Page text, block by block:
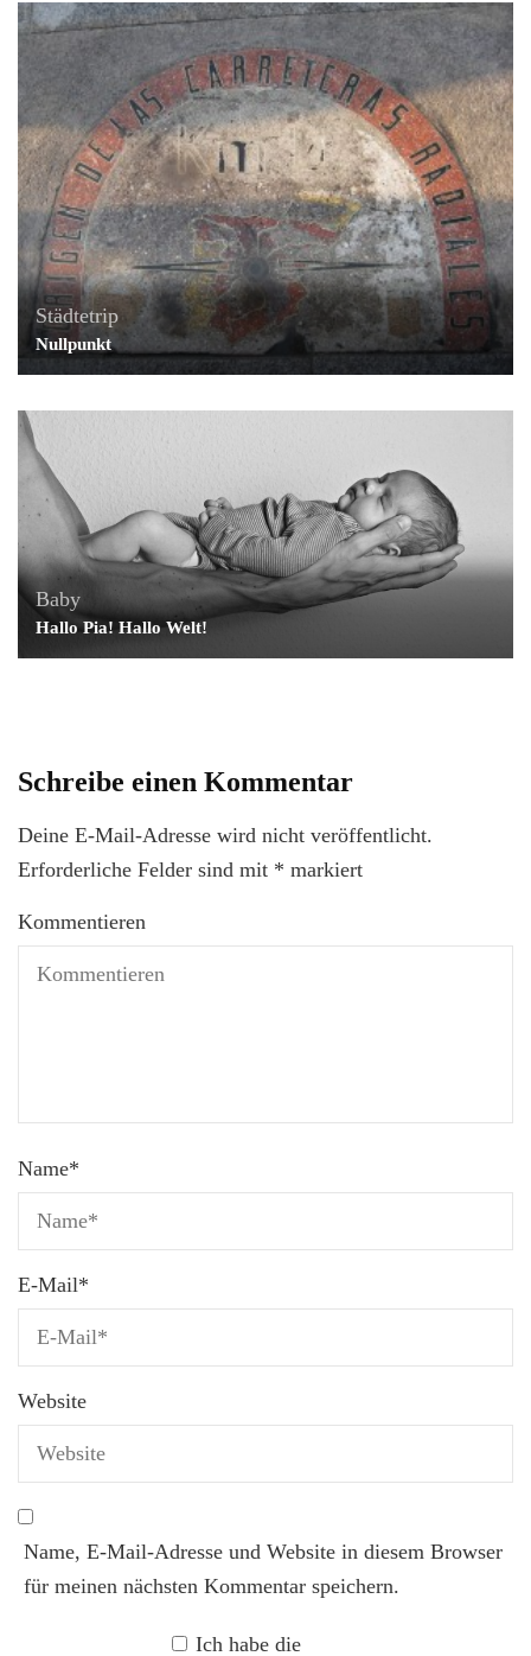
Städtetrip
Nullpunkt
Baby
Hallo Pia! Hallo Welt!
Schreibe einen Kommentar
Deine E-Mail-Adresse wird nicht veröffentlicht.
Erforderliche Felder sind mit * markiert
Kommentieren
Name*
E-Mail*
Website
Name, E-Mail-Adresse und Website in diesem Browser
für meinen nächsten Kommentar speichern.
Ich habe die